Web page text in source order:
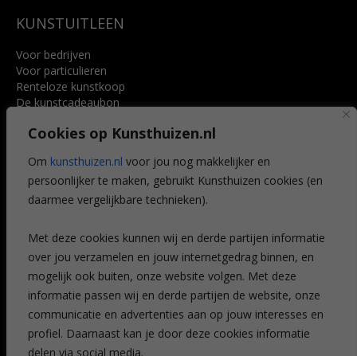
Cookies op Kunsthuizen.nl
Om kunsthuizen.nl voor jou nog makkelijker en
persoonlijker te maken, gebruikt Kunsthuizen cookies (en
daarmee vergelijkbare technieken).
Met deze cookies kunnen wij en derde partijen informatie
over jou verzamelen en jouw internetgedrag binnen, en
mogelijk ook buiten, onze website volgen. Met deze
informatie passen wij en derde partijen de website, onze
communicatie en advertenties aan op jouw interesses en
profiel. Daarnaast kan je door deze cookies informatie
delen via social media.
KUNSTUITLEEN
Voor bedrijven
Voor particulieren
Renteloze kunstkoop
De kunstcadeaubon
Voordelen
Veelgestelde vragen
CONTACT
Leiden
Amsterdam
Breda
Favorieten
Mijn art alert